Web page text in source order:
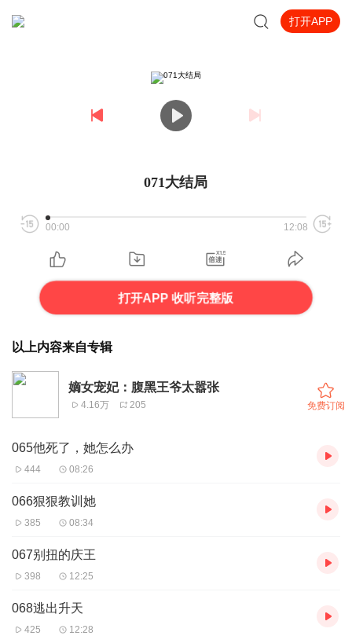
打开APP
071大结局
00:00 12:08
打开APP 收听完整版
以上内容来自专辑
嫡女宠妃：腹黑王爷太嚣张
4.16万 205 免费订阅
065他死了，她怎么办
444 08:26
066狠狠教训她
385 08:34
067别扭的庆王
398 12:25
068逃出升天
425 12:28